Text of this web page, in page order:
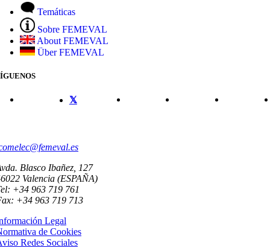
Temáticas
Sobre FEMEVAL
About FEMEVAL
Über FEMEVAL
Blasco Ibañez, 127
Valencia (ESPAÑA)
+34 963 719 761
+34 963 719 713
Legal
de Cookies
Redes Sociales